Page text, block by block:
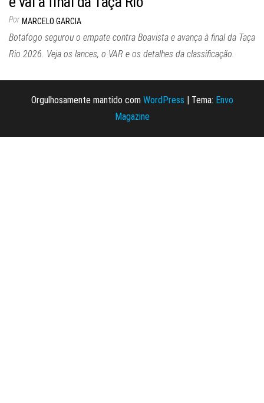
Por MARCELO GARCIA
Botafogo segurou o empate contra Boavista e avança à final da Taça
Rio 2026. Veja os lances, o VAR e os detalhes da classificação.
Orgulhosamente mantido com WordPress Tema: Envo
Magazine